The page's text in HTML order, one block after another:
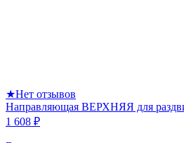
★Нет отзывов
Направляющая ВЕРХНЯЯ для
1 608 ₽